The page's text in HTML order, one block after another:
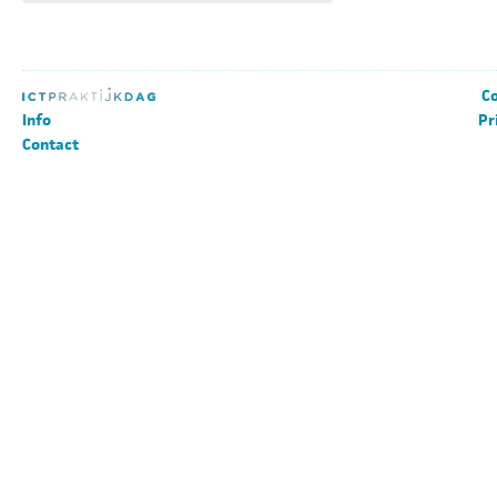
Info
Contact